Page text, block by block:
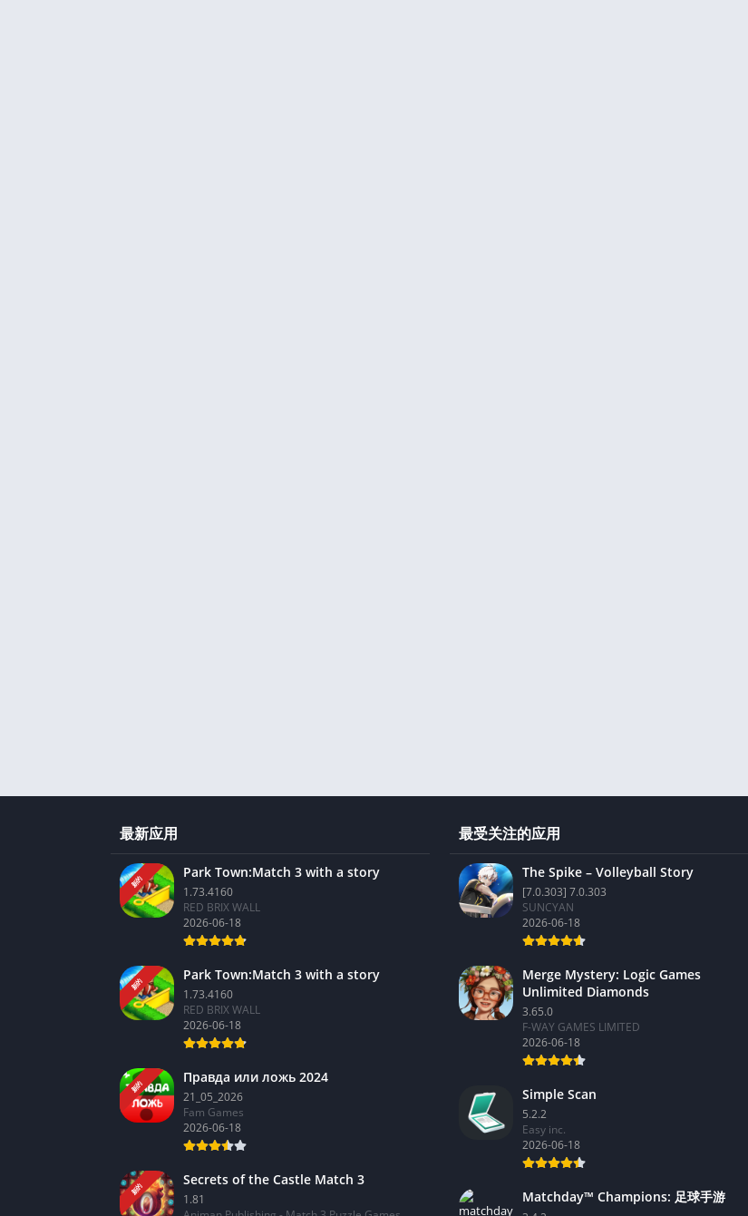
最新应用
新的
Park Town:Match 3 with a story
1.73.4160
RED BRIX WALL
2026-06-18
新的
Park Town:Match 3 with a story
1.73.4160
RED BRIX WALL
2026-06-18
新的
Правда или ложь 2024
21_05_2026
Fam Games
2026-06-18
新的
Secrets of the Castle Match 3
1.81
最受关注的应用
The Spike – Volleyball Story
[7.0.303] 7.0.303
SUNCYAN
2026-06-18
Merge Mystery: Logic Games
Unlimited Diamonds
3.65.0
F-WAY GAMES LIMITED
2026-06-18
Simple Scan
5.2.2
Easy inc.
2026-06-18
Matchday™ Champions: 足球手游